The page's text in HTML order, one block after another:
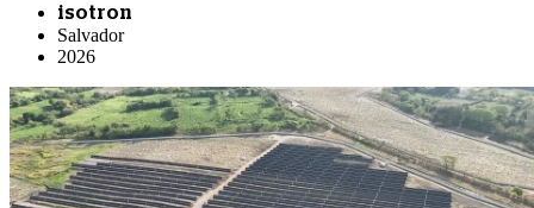
isotron
Salvador
2026